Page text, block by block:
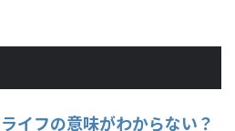
イフの意味がわからない？